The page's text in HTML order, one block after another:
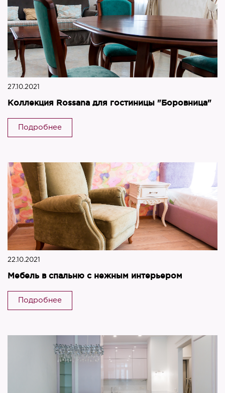
27.10.2021
Коллекция Rossana для гостиницы "Боровница"
Подробнее
22.10.2021
Мебель в спальню с нежным интерьером
Подробнее